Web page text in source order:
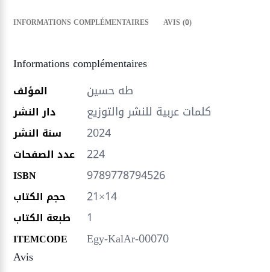
INFORMATIONS COMPLÉMENTAIRES AVIS (0)
Informations complémentaires
المؤلف طه حسين
دار النشر كلمات عربية للنشر والتوزيع
سنة النشر 2024
عدد الصفحات 224
ISBN 9789778794526
حجم الكتاب 21×14
طبعة الكتاب 1
ITEMCODE
Egy-KalAr-00070
Avis